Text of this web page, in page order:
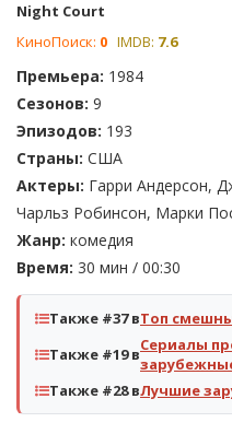
Night Court
КиноПоиск: 0 IMDB: 7.6
Премьера: 1984
Сезонов: 9
Эпизодов: 193
Страны: США
Актеры: Гарри Андерсон,
Чарльз Робинсон, Марки
Жанр: комедия
Время: 30 мин / 00:30
Также #37 вТоп
Также #19 вСериалы
Также #28 вЛучшие